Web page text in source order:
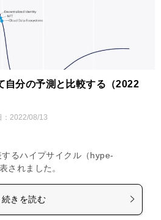
自分の予測と比較する（2022
2022/08/13
るハイプサイクル（hype-
されました。
続きを読む